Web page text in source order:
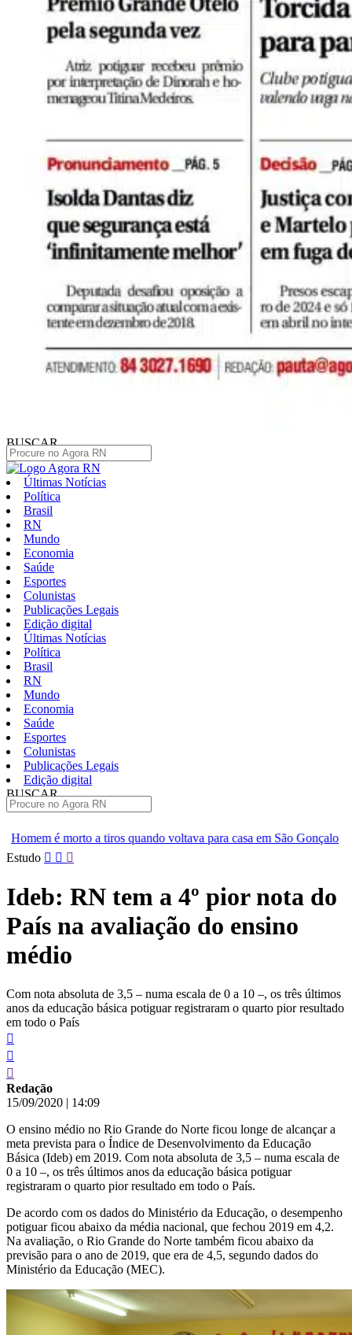
BUSCAR
Últimas Notícias
Política
Brasil
RN
Mundo
Economia
Saúde
Esportes
Colunistas
Publicações Legais
Edição digital
Últimas Notícias
Política
Brasil
RN
Mundo
Economia
Saúde
Esportes
Colunistas
Publicações Legais
Edição digital
BUSCAR
quando voltava para casa em São Gonçalo
Operação prende
Pular
conteúdo
Estudo
Ideb: RN tem a 4º pior nota do
País na avaliação do ensino
médio
Com nota absoluta de 3,5 – numa escala de 0 a 10 –, os três últimos
anos da educação básica potiguar registraram o quarto pior resultado
em todo o País
Redação
15/09/2020 | 14:09
O ensino médio no Rio Grande do Norte ficou longe de alcançar a
meta prevista para o Índice de Desenvolvimento da Educação
Básica (Ideb) em 2019. Com nota absoluta de 3,5 – numa escala de
0 a 10 –, os três últimos anos da educação básica potiguar
registraram o quarto pior resultado em todo o País.
De acordo com os dados do Ministério da Educação, o desempenho
potiguar ficou abaixo da média nacional, que fechou 2019 em 4,2.
Na avaliação, o Rio Grande do Norte também ficou abaixo da
previsão para o ano de 2019, que era de 4,5, segundo dados do
Ministério da Educação (MEC).